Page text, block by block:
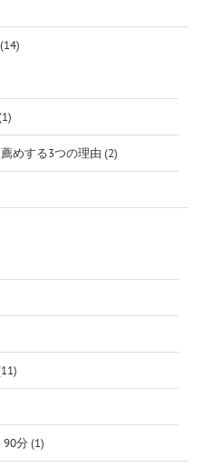
めする3つの理由 (2)
分 (1)